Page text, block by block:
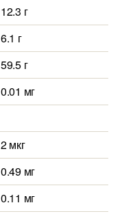
12.3 г
6.1 г
59.5 г
0.01 мг
2 мкг
0.49 мг
0.11 мг